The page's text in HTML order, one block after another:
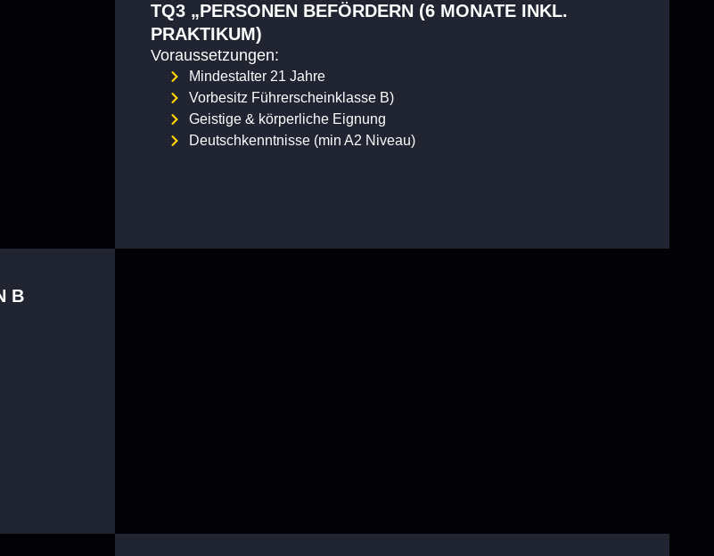
TQ3 „PERSONEN BEFÖRDERN (6 MONATE INKL.
PRAKTIKUM)
Voraussetzungen:
Mindestalter 21 Jahre
Vorbesitz Führerscheinklasse B)
Geistige & körperliche Eignung
Deutschkenntnisse (min A2 Niveau)
B